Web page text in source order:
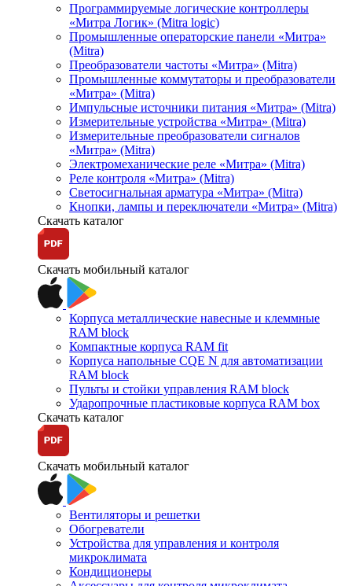
Программируемые логические контроллеры
«Митра Логик» (Mitra logic)
Промышленные операторские панели «Митра»
(Mitra)
Преобразователи частоты «Митра» (Mitra)
Промышленные коммутаторы и преобразователи
«Митра» (Mitra)
Импульсные источники питания «Митра» (Mitra)
Измерительные устройства «Митра» (Mitra)
Измерительные преобразователи сигналов
«Митра» (Mitra)
Электромеханические реле «Митра» (Mitra)
Реле контроля «Митра» (Mitra)
Светосигнальная арматура «Митра» (Mitra)
Кнопки, лампы и переключатели «Митра» (Mitra)
Скачать каталог
Скачать мобильный каталог
Корпуса металлические навесные и клеммные
RAM block
Компактные корпуса RAM fit
Корпуса напольные CQE N для автоматизации
RAM block
Пульты и стойки управления RAM block
Ударопрочные пластиковые корпуса RAM box
Скачать каталог
Скачать мобильный каталог
Вентиляторы и решетки
Обогреватели
Устройства для управления и контроля
микроклимата
Кондиционеры